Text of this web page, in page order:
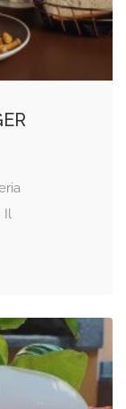
Il